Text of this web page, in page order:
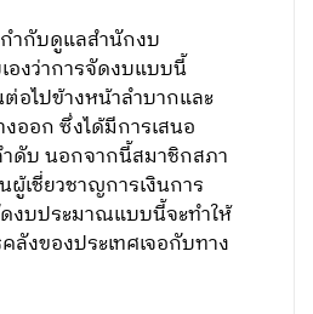
กับดูแลสำนักงบ
งว่าการจัดงบแบบนี้
อไปข้างหน้าลำบากและ
ออก ซึ่งได้มีการเสนอ
ำดับ นอกจากนี้สมาชิกสภา
เชี่ยวชาญการเงินการ
งบประมาณแบบนี้จะทำให้
ลังของประเทศเจอกับทาง